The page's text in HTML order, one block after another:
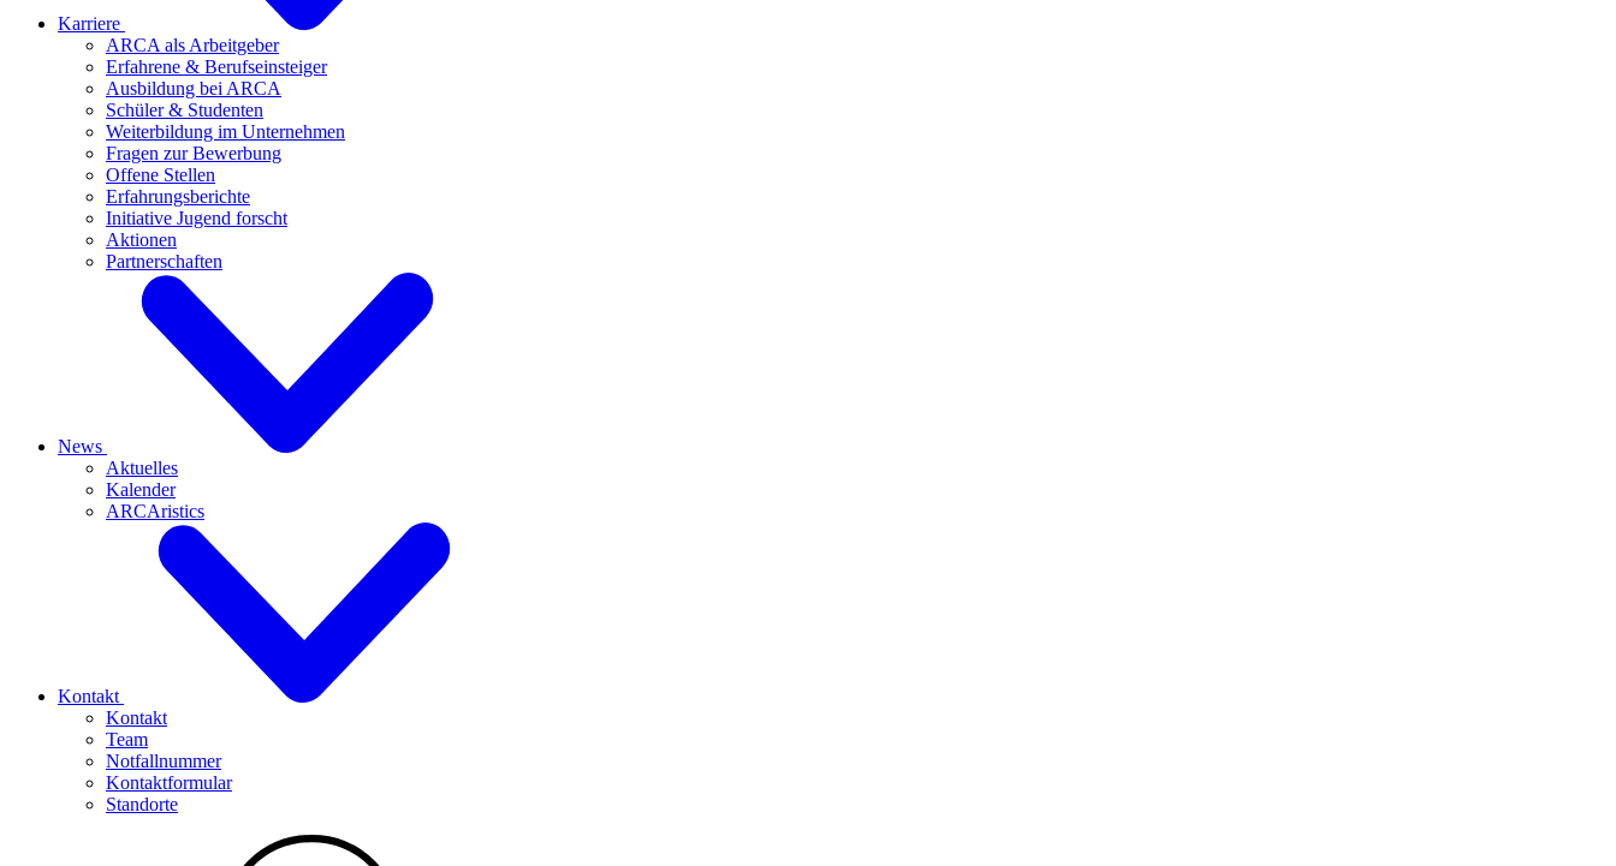
Karriere
ARCA als Arbeitgeber
Erfahrene & Berufseinsteiger
Ausbildung bei ARCA
Schüler & Studenten
Weiterbildung im Unternehmen
Fragen zur Bewerbung
Offene Stellen
Erfahrungsberichte
Initiative Jugend forscht
Aktionen
Partnerschaften
News
Aktuelles
Kalender
ARCAristics
Kontakt
Kontakt
Team
Notfallnummer
Kontaktformular
Standorte